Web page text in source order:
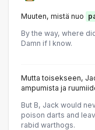
Muuten, mistä nuo
By the way, where
Damn if I know.
Mutta toisekseen,
ampumista ja
But B, Jack would
poison darts and
rabid warthogs.